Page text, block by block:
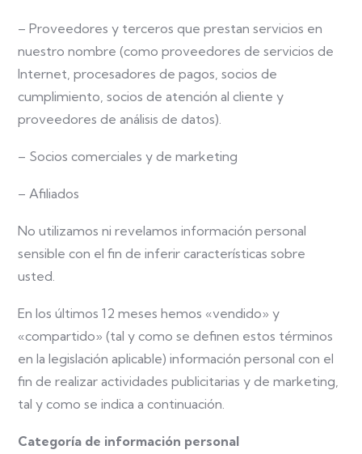
– Proveedores y terceros que prestan servicios en
nuestro nombre (como proveedores de servicios de
Internet, procesadores de pagos, socios de
cumplimiento, socios de atención al cliente y
proveedores de análisis de datos).
– Socios comerciales y de marketing
– Afiliados
No utilizamos ni revelamos información personal
sensible con el fin de inferir características sobre
usted.
En los últimos 12 meses hemos «vendido» y
«compartido» (tal y como se definen estos términos
en la legislación aplicable) información personal con el
fin de realizar actividades publicitarias y de marketing,
tal y como se indica a continuación.
Categoría de información personal